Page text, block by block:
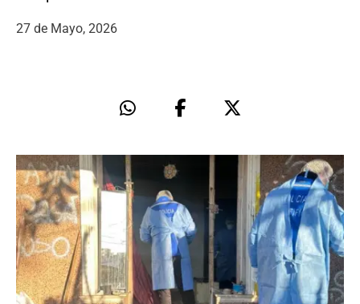
27 de Mayo, 2026